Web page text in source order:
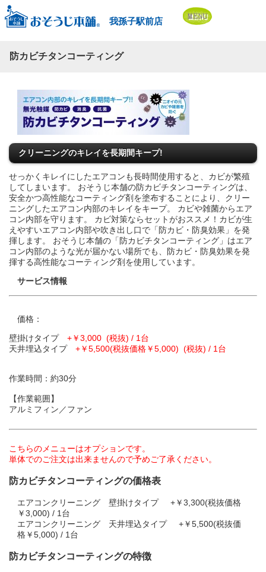
我孫子駅前店
防カビチタンコーティング
クリーニングのキレイを長期間キープ!
せっかくキレイにしたエアコンも長時間使用すると、カビが繁殖
してしまいます。 おそうじ本舗の防カビチタンコーティングは、
安全かつ高性能なコーティング剤を塗布することにより、クリー
ニングしたエアコン内部のキレイをキープ。 カビや雑菌からエア
コン内部を守ります。 カビ対策ならセットがおススメ！カビが生
えやすいエアコン内部や吹き出し口で「防カビ・防臭効果」を発
揮します。 おそうじ本舗の「防カビチタンコーティング」はエア
コン内部のような光が届かない場所でも、防カビ・防臭効果を発
揮する高性能なコーティング剤を使用しています。
サービス情報
価格：
壁掛けタイプ +￥3,000 (税抜) / 1台
天井埋込タイプ +￥5,500(税抜価格￥5,000) (税抜) / 1台
作業時間：約30分
【作業範囲】
アルミフィン／ファン
こちらのメニューはオプションです。
単体でのご注文は出来ませんので予めご了承ください。
防カビチタンコーティングの価格表
エアコンクリーニング 壁掛けタイプ +￥3,300(税抜価格
￥3,000) / 1台
エアコンクリーニング 天井埋込タイプ +￥5,500(税抜価
格￥5,000) / 1台
防カビチタンコーティングの特徴